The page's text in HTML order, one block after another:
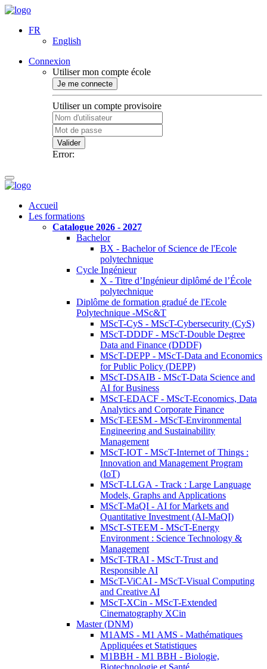
FR
English
Connexion
Utiliser mon compte école
Je me connecte
Utiliser un compte provisoire
Valider
Error:
Accueil
Les formations
Catalogue 2026 - 2027
Bachelor
BX - Bachelor of Science de l'Ecole
polytechnique
Cycle Ingénieur
X - Titre d’Ingénieur diplômé de l’École
polytechnique
Diplôme de formation gradué de l'Ecole
Polytechnique -MSc&T
MScT-CyS - MScT-Cybersecurity (CyS)
MScT-DDDF - MScT-Double Degree
Data and Finance (DDDF)
MScT-DEPP - MScT-Data and Economics
for Public Policy (DEPP)
MScT-DSAIB - MScT-Data Science and
AI for Business
MScT-EDACF - MScT-Economics, Data
Analytics and Corporate Finance
MScT-EESM - MScT-Environmental
Engineering and Sustainability
Management
MScT-IOT - MScT-Internet of Things :
Innovation and Management Program
(IoT)
MScT-LLGA - Track : Large Language
Models, Graphs and Applications
MScT-MaQI - AI for Markets and
Quantitative Investment (AI-MaQI)
MScT-STEEM - MScT-Energy
Environment : Science Technology &
Management
MScT-TRAI - MScT-Trust and
Responsible AI
MScT-ViCAI - MScT-Visual Computing
and Creative AI
MScT-XCin - MScT-Extended
Cinematography XCin
Master (DNM)
M1AMS - M1 AMS - Mathématiques
Appliquées et Statistiques
M1BBH - M1 BBH - Biologie,
Biotechnologie et Santé